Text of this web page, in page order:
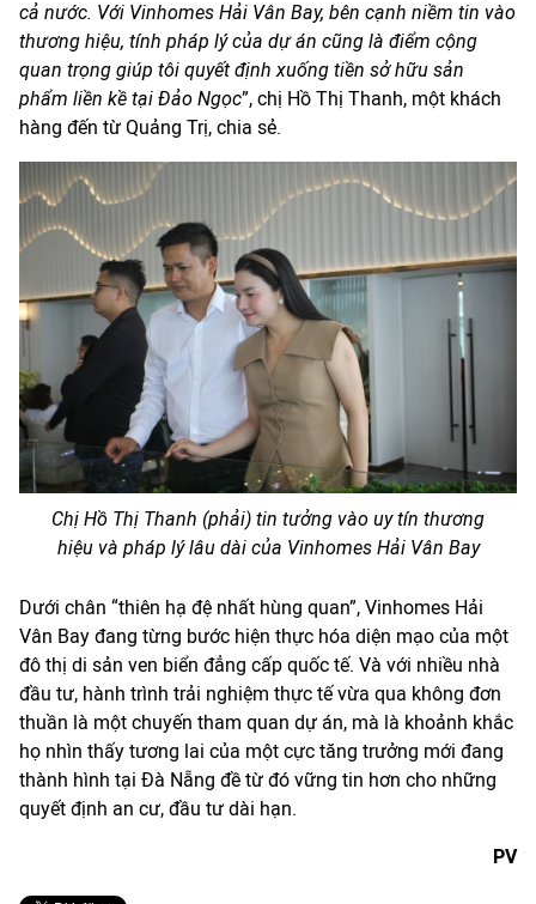
cả nước. Với Vinhomes Hải Vân Bay, bên cạnh niềm tin vào
thương hiệu, tính pháp lý của dự án cũng là điểm cộng
quan trọng giúp tôi quyết định xuống tiền sở hữu sản
phẩm liền kề tại Đảo Ngọc”, chị Hồ Thị Thanh, một khách
hàng đến từ Quảng Trị, chia sẻ.
Chị Hồ Thị Thanh (phải) tin tưởng vào uy tín thương
hiệu và pháp lý lâu dài của Vinhomes Hải Vân Bay
Dưới chân “thiên hạ đệ nhất hùng quan”, Vinhomes Hải
Vân Bay đang từng bước hiện thực hóa diện mạo của một
đô thị di sản ven biển đẳng cấp quốc tế. Và với nhiều nhà
đầu tư, hành trình trải nghiệm thực tế vừa qua không đơn
thuần là một chuyến tham quan dự án, mà là khoảnh khắc
họ nhìn thấy tương lai của một cực tăng trưởng mới đang
thành hình tại Đà Nẵng đề từ đó vững tin hơn cho những
quyết định an cư, đầu tư dài hạn.
PV